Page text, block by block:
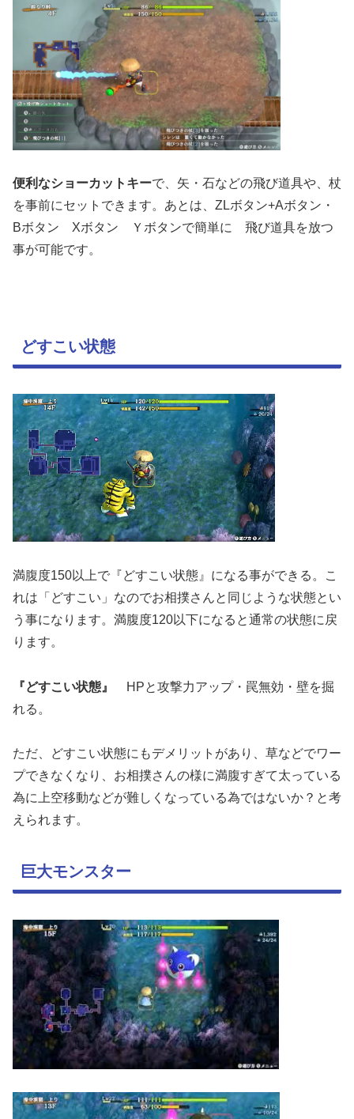
便利なショーカットキーで、矢・石などの飛び道具や、杖
を事前にセットできます。あとは、ZLボタン+Aボタン・
Bボタン Xボタン Ｙボタンで簡単に 飛び道具を放つ
事が可能です。
どすこい状態
満腹度150以上で『どすこい状態』になる事ができる。こ
れは「どすこい」なのでお相撲さんと同じような状態とい
う事になります。満腹度120以下になると通常の状態に戻
ります。
『どすこい状態』
HPと攻撃力アップ・罠無効・壁を掘
れる。
ただ、どすこい状態にもデメリットがあり、草などでワー
プできなくなり、お相撲さんの様に満腹すぎて太っている
為に上空移動などが難しくなっている為ではないか？と考
えられます。
巨大モンスター